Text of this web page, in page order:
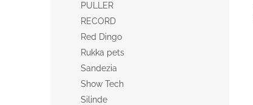
PULLER
RECORD
Red Dingo
Rukka pets
Sandezia
Show Tech
Silinde